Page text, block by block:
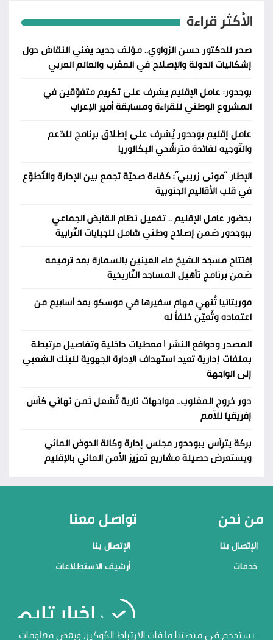
الأكثر قراءة
صدر للدكتور حسن الزواوي.. مؤلف جديد يغني النقاش حول
إشكاليات الدولة والإصلاح في المغرب والعالم العربي
بوجدور: عامل الإقليم يشرف على تكريم متفوّقين في
المشروع الوطني للقراءة ومسابقة أمير الإعراب
عامل إقليم بوجدور يُشرف على إطلاق برنامج للدّعم
والتّوجيه لفائدة مترشّحي البكالوريا
الإطار “مونى زريبي”: كفاءة صحيّة تجمع بين الإدارة والتّطوّع
في قلب الأقاليم الجنوبية
بحضور عامل الإقليم .. تفعيل نظام القابض الجماعي
ببوجدور ضمن إصلاح وطني شامل للجبايات التّرابية
اِفتتاح مسجد الشيخ ماء العينين بالسمارة بعد ترميمه
ضمن برنامج تأهيل المساجد التّاريخية
موريتانيا تُنهي مهام سفيرها في موسكو بعد أسابيع من
اعتماده وتُعيّن خلفاً له
المصدر ودوافع النشر ! معطيات داخلية وتفاصيل مرتبطة
بملفات إدارية تعيد استهداف الإدارة الجهوية للبنك الشعبي
إلى الواجهة
دور خروج المغلوب.. مواجهات نارية تُشعل ثمن نهائي كأس
إفريقيا للأمم
بركة يترأس ببوجدور مجلس إدارة وكالة الحوض المائي
ويستعرض حصيلة مشاريع تعزيز الأمن المائي بالإقليم
من نحن
الإتصال بنا
خدمات
تواصل معنا
الإتصال بنا
أرشيف الاستطلاعات
منصاتنا
نستخدم في منصتنا ملفات الارتباط الكوكيز، وبعض معلومات